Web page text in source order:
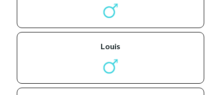
louis